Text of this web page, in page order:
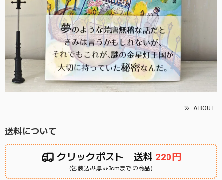
ABOUT
送料について
クリックポスト 送料 220円
(包装込み厚み3cmまでの商品)